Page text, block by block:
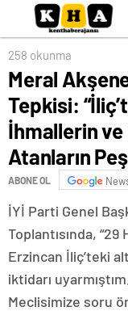
İhmallere İmza
Bırakmayacağız”
258 okunma
Meral
Tepkisi:
İhmallerin
Atanların
ABONE OL
İYİ Parti Genel
Toplantısında,
Erzincan İliç’teki
iktidarı
Meclisimize soru